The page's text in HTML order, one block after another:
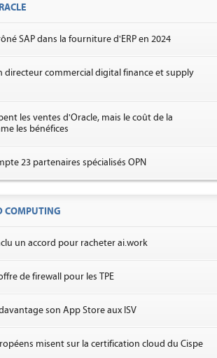
SAP dans la fourniture d'ERP en 2024
directeur commercial digital finance et supply
les ventes d'Oracle, mais le coût de la
les bénéfices
23 partenaires spécialisés OPN
COMPUTING
un accord pour racheter ai.work
de firewall pour les TPE
son App Store aux ISV
misent sur la certification cloud du Cispe